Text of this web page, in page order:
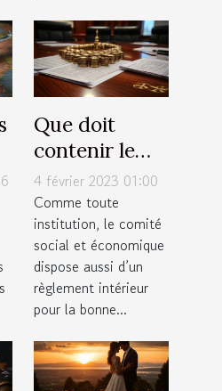
Que doit
contenir le
règlement
intérieur du
CSE ?
4 février 2023 01:00
Comme toute
institution, le comité
social et économique
dispose aussi d’un
règlement intérieur
pour la bonne...